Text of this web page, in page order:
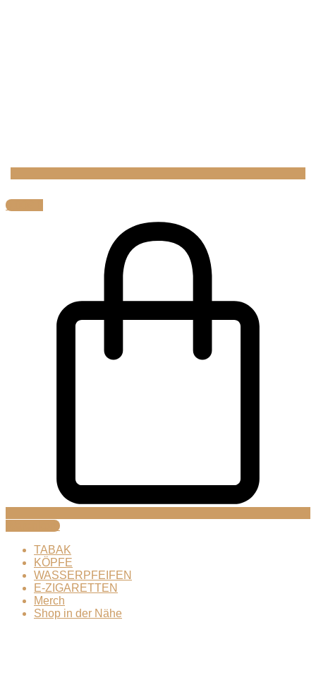
0,00
Warenkorb
TABAK
KÖPFE
WASSERPFEIFEN
E-ZIGARETTEN
Merch
Shop in der Nähe